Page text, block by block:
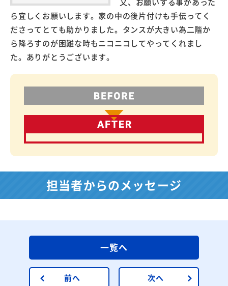
ら宜しくお願いします。家の中の後片付けも手伝ってく
ださってとても助かりました。タンスが大きい為二階か
ら降ろすのが困難な時もニコニコしてやってくれまし
た。ありがとうございます。
担当者からのメッセージ
前へ
一覧へ
次へ